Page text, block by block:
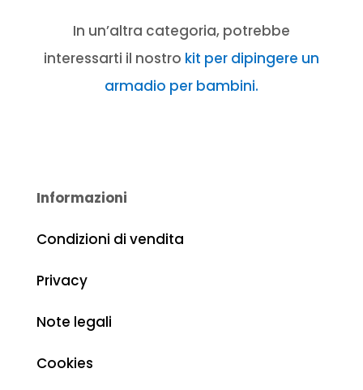
In un’altra categoria, potrebbe
interessarti il ​​nostro kit per dipingere un
armadio per bambini.
Informazioni
Condizioni di vendita
Privacy
Note legali
Cookies